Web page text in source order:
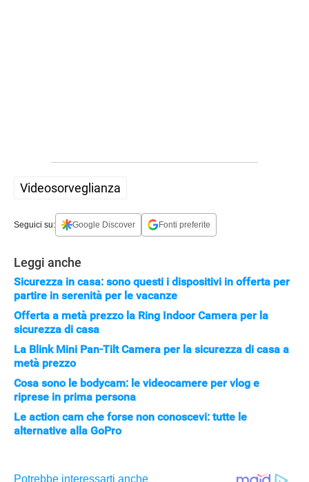
Videosorveglianza
Seguici su: Google Discover Fonti preferite
Leggi anche
Sicurezza in casa: sono questi i dispositivi in offerta per
partire in serenità per le vacanze
Offerta a metà prezzo la Ring Indoor Camera per la
sicurezza di casa
La Blink Mini Pan-Tilt Camera per la sicurezza di casa a
metà prezzo
Cosa sono le bodycam: le videocamere per vlog e
riprese in prima persona
Le action cam che forse non conoscevi: tutte le
alternative alla GoPro